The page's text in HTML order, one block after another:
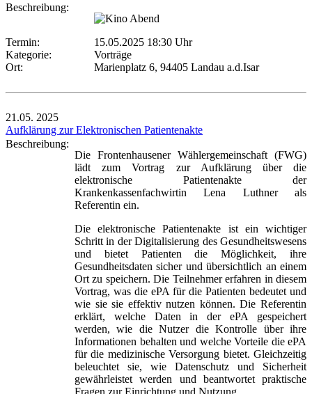
Beschreibung:
Termin:
15.05.2025 18:30 Uhr
Kategorie:
Vorträge
Ort:
Marienplatz 6, 94405 Landau a.d.Isar
21.05. 2025
Aufklärung zur Elektronischen Patientenakte
Beschreibung:
Die Frontenhausener Wählergemeinschaft (FWG)
lädt zum Vortrag zur Aufklärung über die
elektronische Patientenakte der
Krankenkassenfachwirtin Lena Luthner als
Referentin ein.
Die elektronische Patientenakte ist ein wichtiger
Schritt in der Digitalisierung des Gesundheitswesens
und bietet Patienten die Möglichkeit, ihre
Gesundheitsdaten sicher und übersichtlich an einem
Ort zu speichern. Die Teilnehmer erfahren in diesem
Vortrag, was die ePA für die Patienten bedeutet und
wie sie sie effektiv nutzen können. Die Referentin
erklärt, welche Daten in der ePA gespeichert
werden, wie die Nutzer die Kontrolle über ihre
Informationen behalten und welche Vorteile die ePA
für die medizinische Versorgung bietet. Gleichzeitig
beleuchtet sie, wie Datenschutz und Sicherheit
gewährleistet werden und beantwortet praktische
Fragen zur Einrichtung und Nutzung.